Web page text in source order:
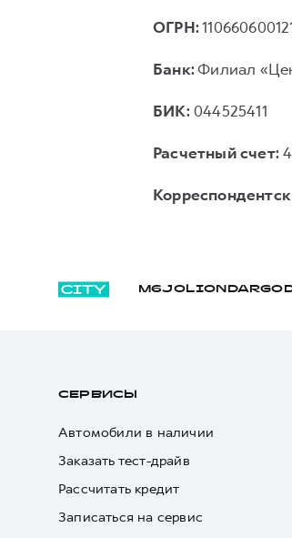
ОГРН:
Банк:Филиал
БИК:044525411
Расчетный счет:
M6JOLION DARGO
СЕРВИСЫ
Автомобили в наличии
Заказать тест-драйв
Рассчитать кредит
Записаться на сервис